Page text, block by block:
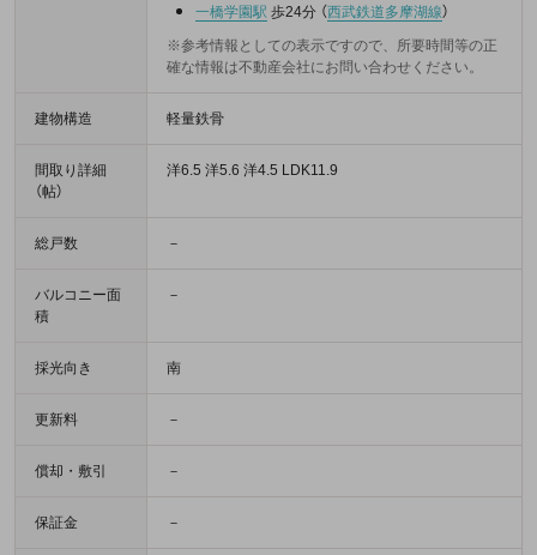
一橋学園駅 歩24分 （西武鉄道多摩湖線）
※参考情報としての表示ですので、所要時間等の正
確な情報は不動産会社にお問い合わせください。
建物構造 軽量鉄骨
間取り詳細
（帖）
洋6.5 洋5.6 洋4.5 LDK11.9
総戸数 －
バルコニー面
積
－
採光向き 南
更新料 －
償却・敷引 －
保証金 －